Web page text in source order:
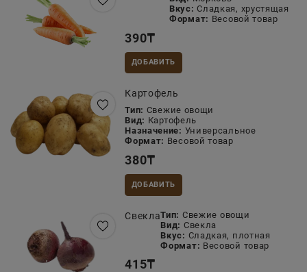
Вкус: Сладкая, хрустящая
Формат: Весовой товар
390₸
ДОБАВИТЬ
Картофель
Тип: Свежие овощи
Вид: Картофель
Назначение: Универсальное
Формат: Весовой товар
380₸
ДОБАВИТЬ
СвеклаТип: Свежие овощи
Вид: Свекла
Вкус: Сладкая, плотная
Формат: Весовой товар
415₸